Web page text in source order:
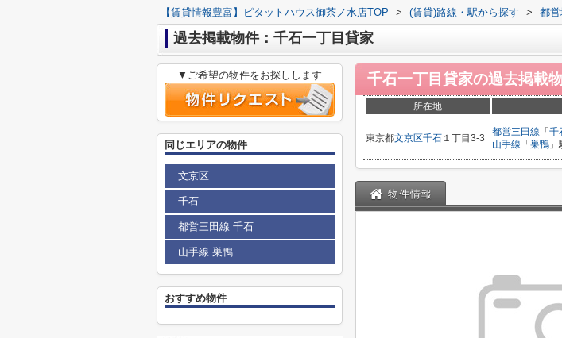
【賃貸情報豊富】ピタットハウス御茶ノ水店TOP > (賃貸)路線・駅から探す > 都
過去掲載物件：千石一丁目貸家
千石一丁目貸家の過去掲載
所在地
東京都文京区千石 １丁目3-3
都営三田線 「 千
山手線 「 巣鴨
物件情報
▼ご希望の物件をお探しします
同じエリアの物件
文京区
千石
都営三田線 千石
山手線 巣鴨
おすすめ物件